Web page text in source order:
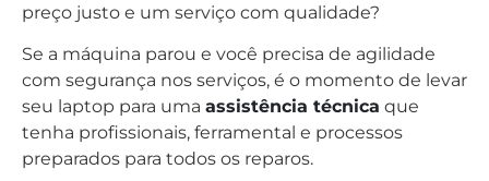
preço justo e um serviço com qualidade?
Se a máquina parou e você precisa de agilidade
com segurança nos serviços, é o momento de levar
seu laptop para uma assistência técnica que
tenha profissionais, ferramental e processos
preparados para todos os reparos.